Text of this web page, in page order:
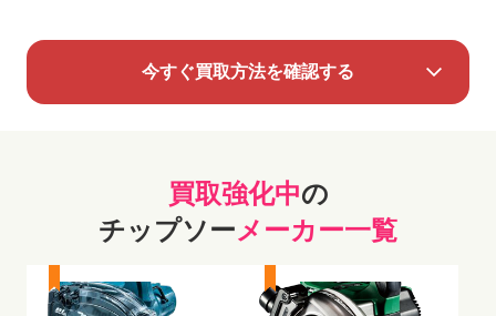
今すぐ買取方法を確認する
買取強化中の
チップソーメーカー一覧